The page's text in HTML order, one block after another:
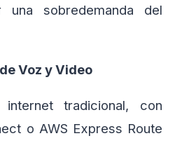
una sobredemanda del
Voz y Video
tradicional, con
o AWS Express Route